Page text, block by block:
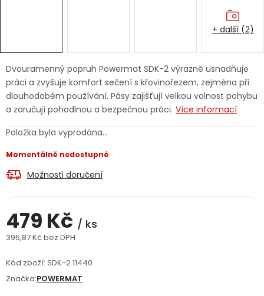
Jaký je aktuální stav mé objednávky?
Servis nářadí Hodnocení obchodu
Doprava a platba
Dvouramenný popruh Powermat SDK-2 výrazně usnadňuje
práci a zvyšuje komfort sečení s křovinořezem, zejména při
dlouhodobém používání. Pásy zajišťují velkou volnost pohybu
a zaručují pohodlnou a bezpečnou práci. Více informací
Položka byla vyprodána…
Momentálně nedostupné
Možnosti doručení
479 Kč / ks
395,87 Kč bez DPH
Kód zboží: SDK-2 11440
Značka:POWERMAT
+ další (2)